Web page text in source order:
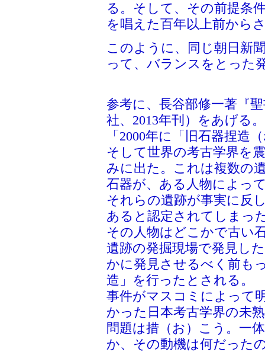
る。そして、その前提条
を唱えた百年以上前から
このように、同じ朝日新
って、バランスをとった
参考に、長谷部修一著『
社、2013年刊）をあげる。
「2000年に「旧石器捏造
そして世界の考古学界を
みに出た。これは複数の
石器が、ある人物によっ
それらの遺跡が事実に反
あると認定されてしまっ
その人物はどこかで古い
遺跡の発掘現場で発見し
かに発見させるべく前も
造」を行ったとされる。
事件がマスコミによって
かった日本考古学界の未
問題は措（お）こう。一
か、その動機は何だった